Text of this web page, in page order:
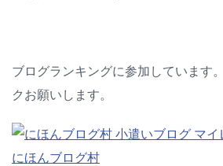
ブログランキングに参加しています
クお願いします。
にほんブログ村